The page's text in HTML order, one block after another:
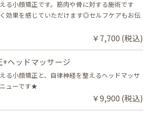
る小顔矯正です。筋肉や骨に対する施術です
効果を感じていただけます◎セルフケアもお伝
￥7,700 (税込)
ヘッドマッサージ
る小顔矯正と、自律神経を整えるヘッドマッサ
ューです★
￥9,900 (税込)